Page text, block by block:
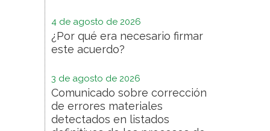
4 de agosto de 2026
¿Por qué era necesario firmar
este acuerdo?
3 de agosto de 2026
Comunicado sobre corrección
de errores materiales
detectados en listados